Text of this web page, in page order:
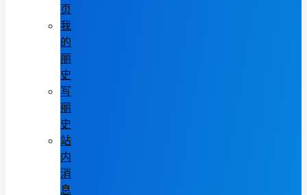
页
我
的
丽
史
写
丽
史
站
内
消
息